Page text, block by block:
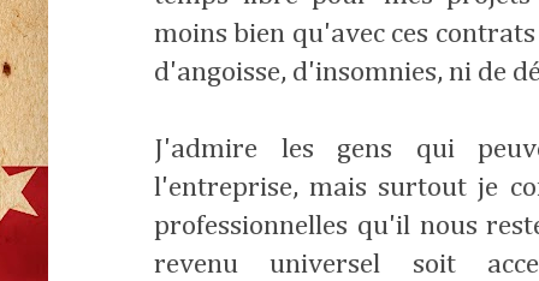
moins bien qu'avec ces
d'angoisse, d'insomnies, ni de
J'admire les gens qui
l'entreprise, mais surtout je
professionnelles qu'il nous
revenu universel soit